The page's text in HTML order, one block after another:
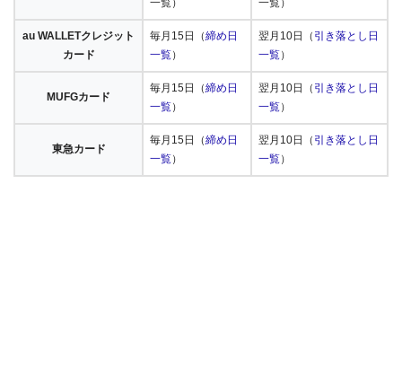
au WALLETクレジット
カード
毎月15日（締め日
一覧）
翌月10日（ 引き落とし日
一覧）
MUFGカード
毎月15日（締め日
一覧）
翌月10日（ 引き落とし日
一覧）
東急カード
毎月15日（締め日
一覧）
翌月10日（ 引き落とし日
一覧）